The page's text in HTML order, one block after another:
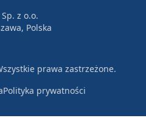
z o.o.
Polska
prawa zastrzeżone.
Polityka prywatności